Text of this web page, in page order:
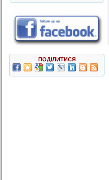
ПОДІЛИТИСЯ